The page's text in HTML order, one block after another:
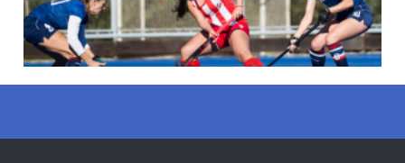
LEER MÁS
13/05/2026
todo el territorio nacional